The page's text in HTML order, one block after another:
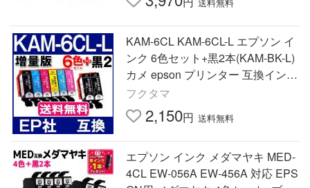
KAM-6CL KAM-6CL-L エプソン イ
ンク 6色セット+黒2本(KAM-BK-L)
カメ epson プリンター 互換インク
カートリッジ 増量版 EP-883A 882
A EP-881A 884A 885A 886A
フクタマ
2,150円 送料無料
エプソン インク メダマヤキ MED-
4CL EW-056A EW-456A 対応 EPS